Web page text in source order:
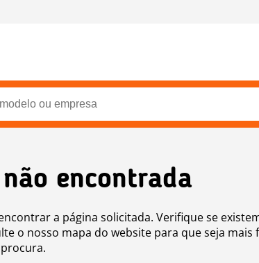
encontrada
a página solicitada. Verifique se
o nosso mapa do website para que seja mais